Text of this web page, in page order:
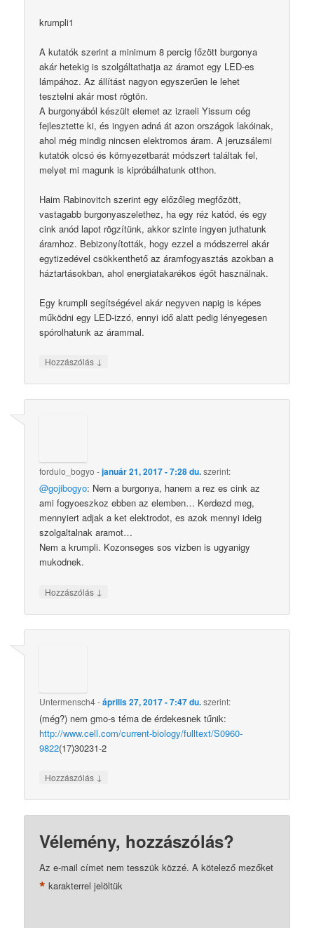
krumpli1
A kutatók szerint a minimum 8 percig főzött burgonya
akár hetekig is szolgáltathatja az áramot egy LED-es
lámpához. Az állítást nagyon egyszerűen le lehet
tesztelni akár most rögtön.
A burgonyából készült elemet az izraeli Yissum cég
fejlesztette ki, és ingyen adná át azon országok lakóinak,
ahol még mindig nincsen elektromos áram. A jeruzsálemi
kutatók olcsó és környezetbarát módszert találtak fel,
melyet mi magunk is kipróbálhatunk otthon.
Haim Rabinovitch szerint egy előzőleg megfőzött,
vastagabb burgonyaszelethez, ha egy réz katód, és egy
cink anód lapot rögzítünk, akkor szinte ingyen juthatunk
áramhoz. Bebizonyították, hogy ezzel a módszerrel akár
egytizedével csökkenthető az áramfogyasztás azokban a
háztartásokban, ahol energiatakarékos égőt használnak.
Egy krumpli segítségével akár negyven napig is képes
működni egy LED-izzó, ennyi idő alatt pedig lényegesen
spórolhatunk az árammal.
Hozzászólás ↓
fordulo_bogyo -január 21, 2017 - 7:28 du.szerint:
@gojibogyo: Nem a burgonya, hanem a rez es cink az
ami fogyoeszkoz ebben az elemben… Kerdezd meg,
mennyiert adjak a ket elektrodot, es azok mennyi ideig
szolgaltalnak aramot…
Nem a krumpli. Kozonseges sos vizben is ugyanigy
mukodnek.
Hozzászólás ↓
Untermensch4-április 27, 2017 - 7:47 du.szerint:
(még?) nem gmo-s téma de érdekesnek tűnik:
http://www.cell.com/current-biology/fulltext/S0960-
9822(17)30231-2
Hozzászólás ↓
Vélemény, hozzászólás?
Az e-mail címet nem tesszük közzé. A kötelező mezőket
* karakterrel jelöltük